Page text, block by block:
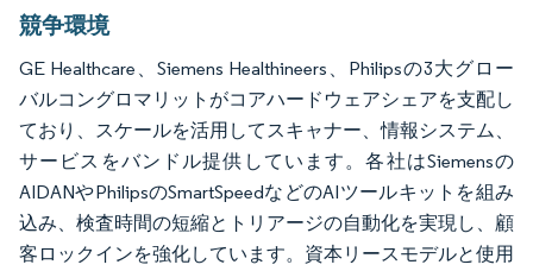
競争環境
GE Healthcare、Siemens Healthineers、Philipsの3大グロー
バルコングロマリットがコアハードウェアシェアを支配し
ており、スケールを活用してスキャナー、情報システム、
サービスをバンドル提供しています。各社はSiemensの
AIDANやPhilipsのSmartSpeedなどのAIツールキットを組み
込み、検査時間の短縮とトリアージの自動化を実現し、顧
客ロックインを強化しています。資本リースモデルと使用